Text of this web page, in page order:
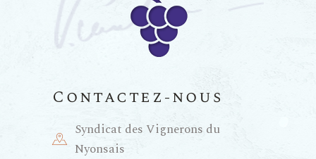
Contactez-nous
Syndicat des Vignerons du
Nyonsais